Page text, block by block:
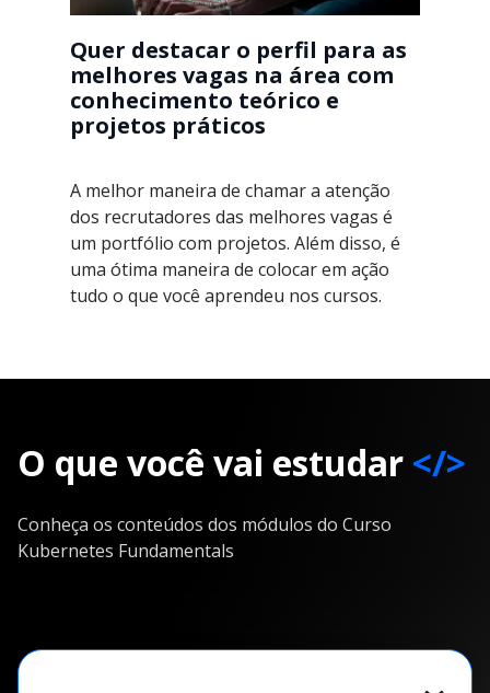
Quer destacar o perfil para as
melhores vagas na área com
conhecimento teórico e
projetos práticos
A melhor maneira de chamar a atenção
dos recrutadores das melhores vagas é
um portfólio com projetos. Além disso, é
uma ótima maneira de colocar em ação
tudo o que você aprendeu nos cursos.
O que você vai estudar </>
Conheça os conteúdos dos módulos do Curso
Kubernetes Fundamentals